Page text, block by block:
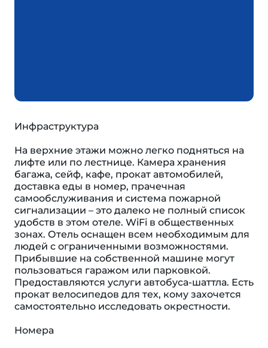
Инфраструктура
На верхние этажи можно легко подняться на
лифте или по лестнице. Камера хранения
багажа, сейф, кафе, прокат автомобилей,
доставка еды в номер, прачечная
самообслуживания и система пожарной
сигнализации – это далеко не полный список
удобств в этом отеле. WiFi в общественных
зонах. Отель оснащен всем необходимым для
людей с ограниченными возможностями.
Прибывшие на собственной машине могут
пользоваться гаражом или парковкой.
Предоставляются услуги автобуса-шаттла. Есть
прокат велосипедов для тех, кому захочется
самостоятельно исследовать окрестности.
Номера